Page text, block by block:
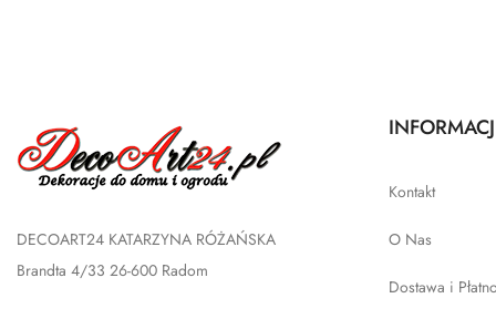
DECOART24 KATARZYNA RÓŻAŃSKA
Brandta 4/33 26-600 Radom
Kontakt
O Nas
Dostawa i